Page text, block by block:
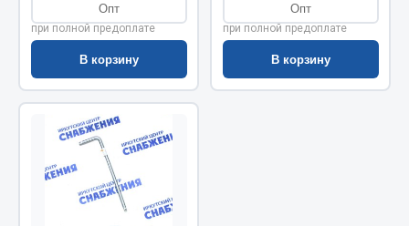
Весь раздел
Запчасти на полуприцепы
Амортизаторы для полуприцепов
Запчасти КамАЗ
Опт
при полной предоплате
В корзину
Опт
при полной предоплате
В корзину